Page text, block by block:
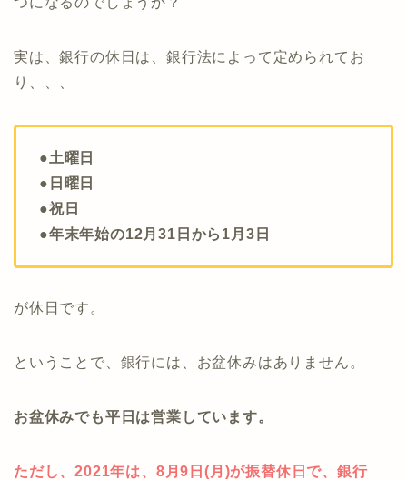
実は、銀行の休日は、銀行法によって定められてお
り、、、
●土曜日
●日曜日
●祝日
●年末年始の12月31日から1月3日
が休日です。
ということで、銀行には、お盆休みはありません。
お盆休みでも平日は営業しています。
ただし、2021年は、8月9日(月)が振替休日で、銀行